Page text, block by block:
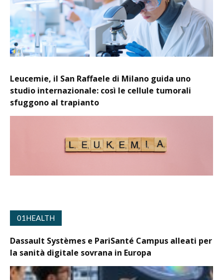
Leucemie, il San Raffaele di Milano guida uno
studio internazionale: così le cellule tumorali
sfuggono al trapianto
01HEALTH
Dassault Systèmes e PariSanté Campus alleati per
la sanità digitale sovrana in Europa